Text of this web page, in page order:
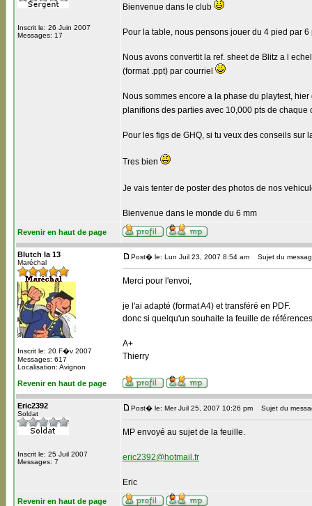
Inscrit le: 26 Juin 2007
Messages: 17
Bienvenue dans le club
Pour la table, nous pensons jouer du 4 pied par
Nous avons convertit la ref. sheet de Blitz a l
(format .ppt) par courriel
Nous sommes encore a la phase du playtest,
planifions des parties avec 10,000 pts de
Pour les figs de GHQ, si tu veux des conseils sur
Tres bien
Je vais tenter de poster des photos de nos
Bienvenue dans le monde du 6 mm
Revenir en haut de page
Blutch la 13
Maréchal
Inscrit le: 20 F�v 2007
Messages: 617
Localisation: Avignon
Post� le: Lun Juil 23, 2007 8:54 am Sujet du
Merci pour l'envoi,
je l'ai adapté (format A4) et transféré en PDF.
donc si quelqu'un souhaite la feuille de
A+
Thierry
Revenir en haut de page
Eric2392
Soldat
Inscrit le: 25 Juil 2007
Messages: 7
Post� le: Mer Juil 25, 2007 10:26 pm Sujet du
MP envoyé au sujet de la feuille.
eric2392@hotmail.fr
Eric
Revenir en haut de page